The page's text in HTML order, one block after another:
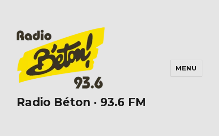
Radio Béton · 93.6 FM
MENU